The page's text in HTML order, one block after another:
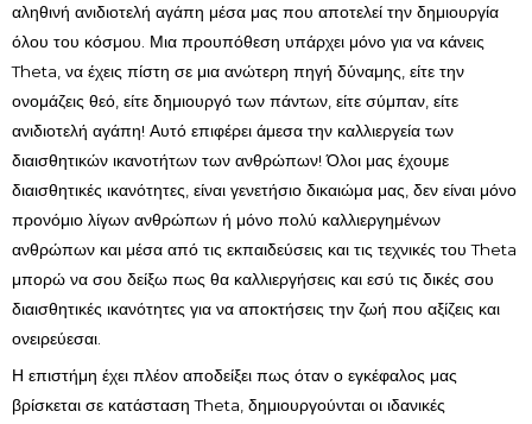
αληθινή ανιδιοτελή αγάπη μέσα μας που αποτελεί την δημιουργία
όλου του κόσμου. Μια προυπόθεση υπάρχει μόνο για να κάνεις
Theta, να έχεις πίστη σε μια ανώτερη πηγή δύναμης, είτε την
ονομάζεις θεό, είτε δημιουργό των πάντων, είτε σύμπαν, είτε
ανιδιοτελή αγάπη! Αυτό επιφέρει άμεσα την καλλιεργεία των
διαισθητικών ικανοτήτων των ανθρώπων! Όλοι μας έχουμε
διαισθητικές ικανότητες, είναι γενετήσιο δικαιώμα μας, δεν είναι μόνο
προνόμιο λίγων ανθρώπων ή μόνο πολύ καλλιεργημένων
ανθρώπων και μέσα από τις εκπαιδεύσεις και τις τεχνικές του Theta
μπορώ να σου δείξω πως θα καλλιεργήσεις και εσύ τις δικές σου
διαισθητικές ικανότητες για να αποκτήσεις την ζωή που αξίζεις και
ονειρεύεσαι.
Η επιστήμη έχει πλέον αποδείξει πως όταν ο εγκέφαλος μας
βρίσκεται σε κατάσταση Theta, δημιουργούνται οι ιδανικές